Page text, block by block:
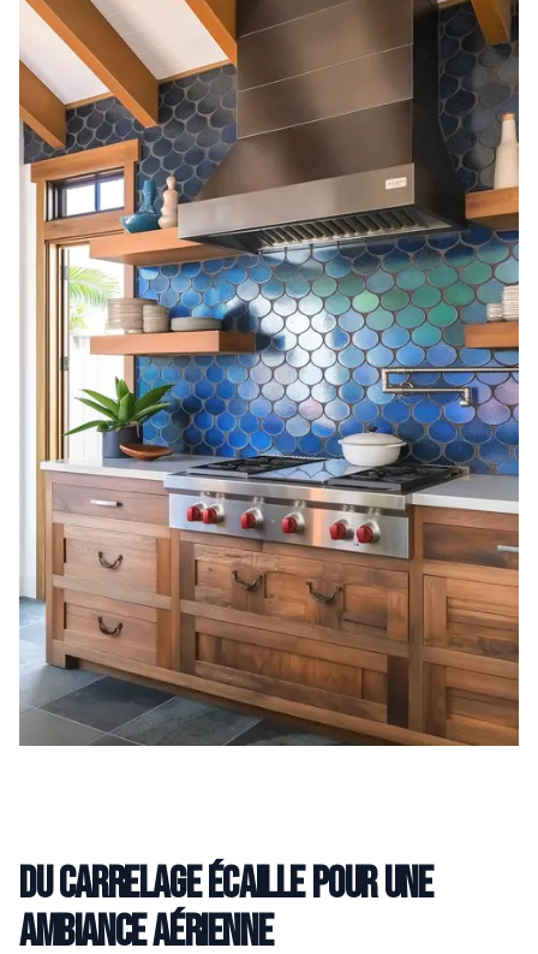
Du carrelage écaille pour une
ambiance aérienne